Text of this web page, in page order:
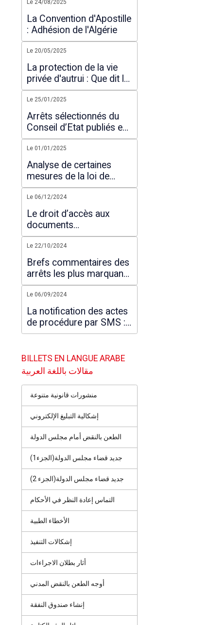
de procédure pénale
Le 24/08/2025
La Convention d'Apostille
: Adhésion de l'Algérie
Le 20/05/2025
La protection de la vie
privée d'autrui : Que dit la
loi ?
Le 25/01/2025
Arrêts sélectionnés du
Conseil d’Etat publiés en
2024
Le 01/01/2025
Analyse de certaines
mesures de la loi de
finances pour 2025
Le 06/12/2024
Le droit d’accès aux
documents
administratifs : Ce que
prévoit la loi
Le 22/10/2024
Brefs commentaires des
arrêts les plus marquants
rendus par la Cour
suprême en 2024
Le 06/09/2024
La notification des actes
de procédure par SMS :
une pratique illégale ?
BILLETS EN LANGUE ARABE
مقالات باللغة العربية
منشورات قانونية متنوعة
إشكالية التبليغ الإلكتروني
الطعن بالنقض أمام مجلس الدولة
جديد قضاء مجلس الدولة(الجزء1)
جديد قضاء مجلس الدولة(الجزء 2)
التماس إعادة النظر في الأحكام
الأخطاء الطبية
إشكالات التنفيذ
أثار بطلان الاجراءات
أوجه الطعن بالنقض المدني
إنشاء صندوق النفقة